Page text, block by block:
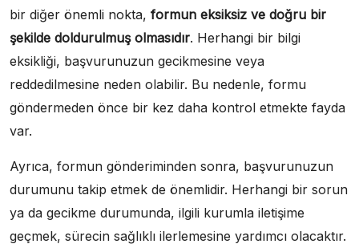
bir diğer önemli nokta, formun eksiksiz ve doğru bir
şekilde doldurulmuş olmasıdır. Herhangi bir bilgi
eksikliği, başvurunuzun gecikmesine veya
reddedilmesine neden olabilir. Bu nedenle, formu
göndermeden önce bir kez daha kontrol etmekte fayda
var.
Ayrıca, formun gönderiminden sonra, başvurunuzun
durumunu takip etmek de önemlidir. Herhangi bir sorun
ya da gecikme durumunda, ilgili kurumla iletişime
geçmek, sürecin sağlıklı ilerlemesine yardımcı olacaktır.